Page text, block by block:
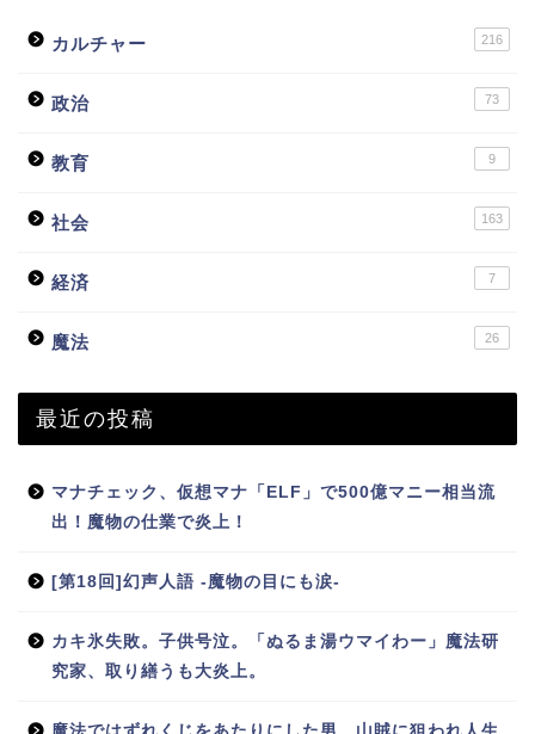
カルチャー 216
政治 73
教育 9
社会 163
経済 7
魔法 26
最近の投稿
マナチェック、仮想マナ「ELF」で500億マニー相当流
出！魔物の仕業で炎上！
[第18回]幻声人語 -魔物の目にも涙-
カキ氷失敗。子供号泣。「ぬるま湯ウマイわー」魔法研
究家、取り繕うも大炎上。